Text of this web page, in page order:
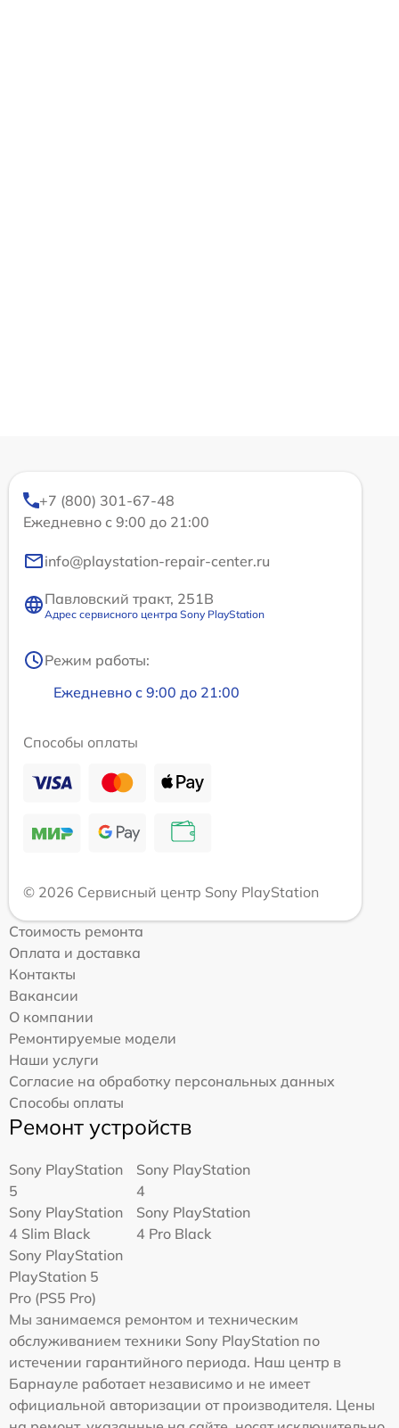
+7 (800) 301-67-48
Ежедневно с 9:00 до 21:00
info@playstation-repair-center.ru
Павловский тракт, 251В
Адрес сервисного центра Sony PlayStation
Режим работы:
Ежедневно с 9:00 до 21:00
Способы оплаты
© 2026 Сервисный центр Sony PlayStation
Стоимость ремонта
Оплата и доставка
Контакты
Вакансии
О компании
Ремонтируемые модели
Наши услуги
Согласие на обработку персональных данных
Способы оплаты
Ремонт устройств
Sony PlayStation
5
Sony PlayStation
4
Sony PlayStation
4 Slim Black
Sony PlayStation
4 Pro Black
Sony PlayStation
PlayStation 5
Pro (PS5 Pro)
Мы занимаемся ремонтом и техническим
обслуживанием техники Sony PlayStation по
истечении гарантийного периода. Наш центр в
Барнауле работает независимо и не имеет
официальной авторизации от производителя. Цены